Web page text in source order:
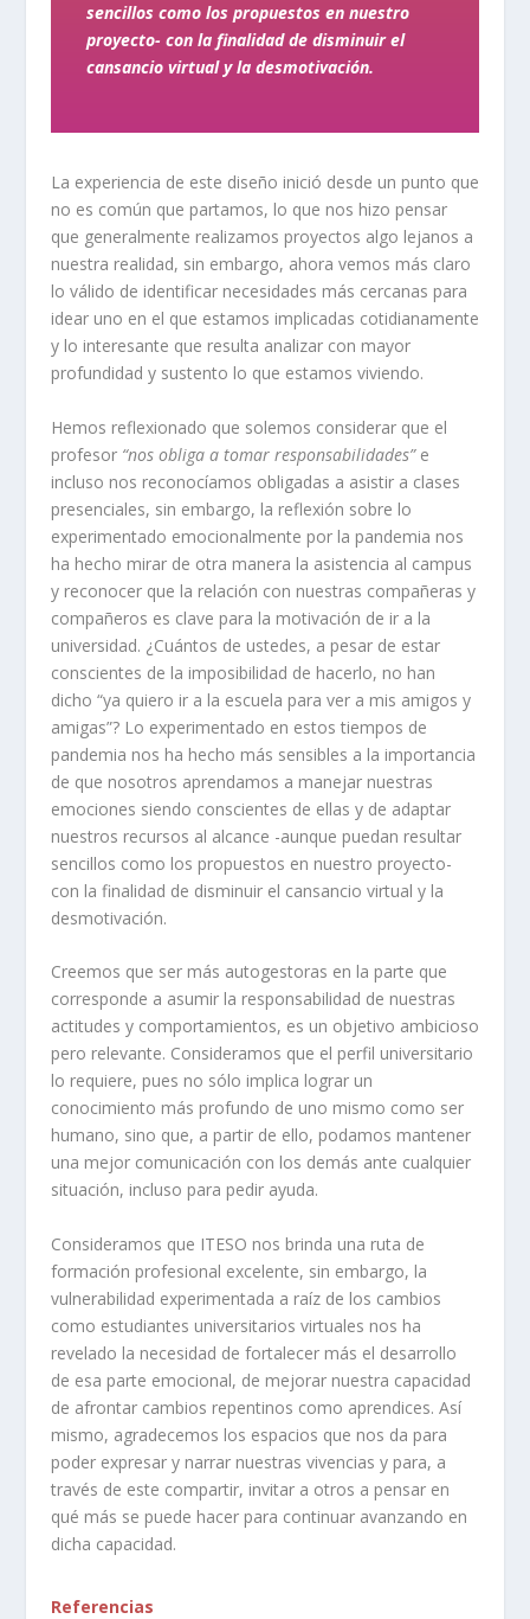
sencillos como los propuestos en nuestro
proyecto- con la finalidad de disminuir el
cansancio virtual y la desmotivación.
La experiencia de este diseño inició desde un punto que
no es común que partamos, lo que nos hizo pensar
que generalmente realizamos proyectos algo lejanos a
nuestra realidad, sin embargo, ahora vemos más claro
lo válido de identificar necesidades más cercanas para
idear uno en el que estamos implicadas cotidianamente
y lo interesante que resulta analizar con mayor
profundidad y sustento lo que estamos viviendo.
Hemos reflexionado que solemos considerar que el
profesor “nos obliga a tomar responsabilidades”e
incluso nos reconocíamos obligadas a asistir a clases
presenciales, sin embargo, la reflexión sobre lo
experimentado emocionalmente por la pandemia nos
ha hecho mirar de otra manera la asistencia al campus
y reconocer que la relación con nuestras compañeras y
compañeros es clave para la motivación de ir a la
universidad. ¿Cuántos de ustedes, a pesar de estar
conscientes de la imposibilidad de hacerlo, no han
dicho “ya quiero ir a la escuela para ver a mis amigos y
amigas”? Lo experimentado en estos tiempos de
pandemia nos ha hecho más sensibles a la importancia
de que nosotros aprendamos a manejar nuestras
emociones siendo conscientes de ellas y de adaptar
nuestros recursos al alcance -aunque puedan resultar
sencillos como los propuestos en nuestro proyecto-
con la finalidad de disminuir el cansancio virtual y la
desmotivación.
Creemos que ser más autogestoras en la parte que
corresponde a asumir la responsabilidad de nuestras
actitudes y comportamientos, es un objetivo ambicioso
pero relevante. Consideramos que el perfil universitario
lo requiere, pues no sólo implica lograr un
conocimiento más profundo de uno mismo como ser
humano, sino que, a partir de ello, podamos mantener
una mejor comunicación con los demás ante cualquier
situación, incluso para pedir ayuda.
Consideramos que ITESO nos brinda una ruta de
formación profesional excelente, sin embargo, la
vulnerabilidad experimentada a raíz de los cambios
como estudiantes universitarios virtuales nos ha
revelado la necesidad de fortalecer más el desarrollo
de esa parte emocional, de mejorar nuestra capacidad
de afrontar cambios repentinos como aprendices. Así
mismo, agradecemos los espacios que nos da para
poder expresar y narrar nuestras vivencias y para, a
través de este compartir, invitar a otros a pensar en
qué más se puede hacer para continuar avanzando en
dicha capacidad.
Referencias